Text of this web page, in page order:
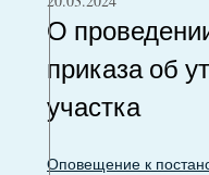
О
приказа об
участка
Оповещение к